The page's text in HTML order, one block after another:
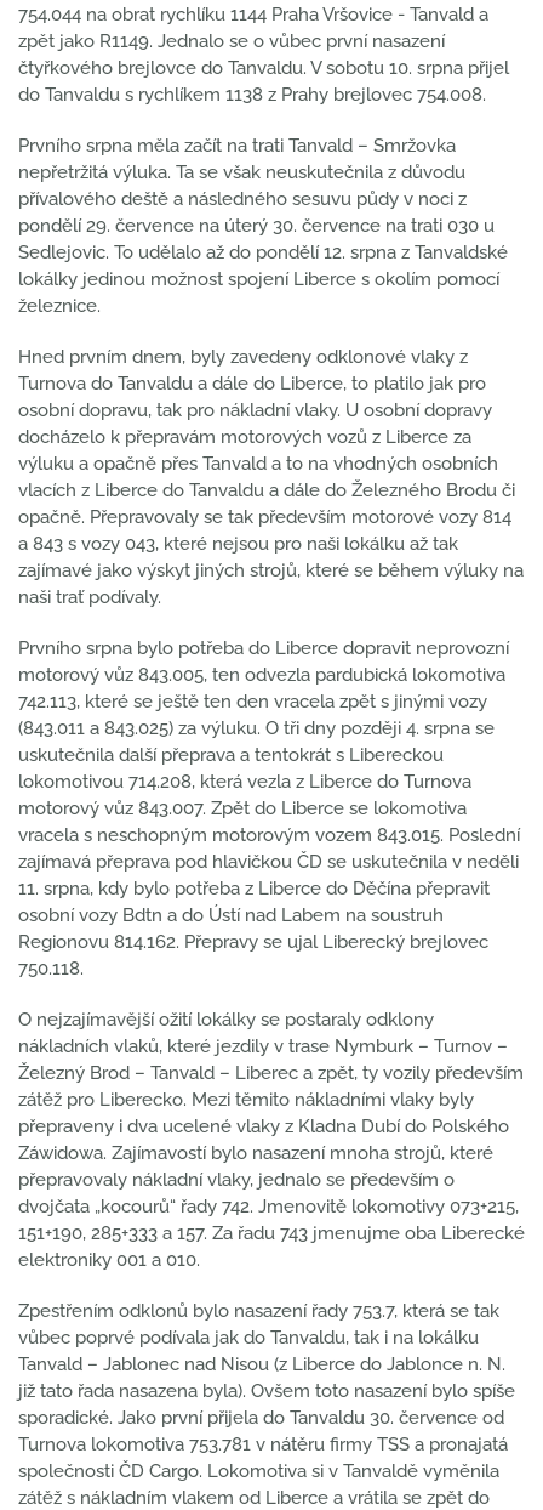
754.044 na obrat rychlíku 1144 Praha Vršovice - Tanvald a
zpět jako R1149. Jednalo se o vůbec první nasazení
čtyřkového brejlovce do Tanvaldu. V sobotu 10. srpna přijel
do Tanvaldu s rychlíkem 1138 z Prahy brejlovec 754.008.
Prvního srpna měla začít na trati Tanvald – Smržovka
nepřetržitá výluka. Ta se však neuskutečnila z důvodu
přívalového deště a následného sesuvu půdy v noci z
pondělí 29. července na úterý 30. července na trati 030 u
Sedlejovic. To udělalo až do pondělí 12. srpna z Tanvaldské
lokálky jedinou možnost spojení Liberce s okolím pomocí
železnice.
Hned prvním dnem, byly zavedeny odklonové vlaky z
Turnova do Tanvaldu a dále do Liberce, to platilo jak pro
osobní dopravu, tak pro nákladní vlaky. U osobní dopravy
docházelo k přepravám motorových vozů z Liberce za
výluku a opačně přes Tanvald a to na vhodných osobních
vlacích z Liberce do Tanvaldu a dále do Železného Brodu či
opačně. Přepravovaly se tak především motorové vozy 814
a 843 s vozy 043, které nejsou pro naši lokálku až tak
zajímavé jako výskyt jiných strojů, které se během výluky na
naši trať podívaly.
Prvního srpna bylo potřeba do Liberce dopravit neprovozní
motorový vůz 843.005, ten odvezla pardubická lokomotiva
742.113, které se ještě ten den vracela zpět s jinými vozy
(843.011 a 843.025) za výluku. O tři dny později 4. srpna se
uskutečnila další přeprava a tentokrát s Libereckou
lokomotivou 714.208, která vezla z Liberce do Turnova
motorový vůz 843.007. Zpět do Liberce se lokomotiva
vracela s neschopným motorovým vozem 843.015. Poslední
zajímavá přeprava pod hlavičkou ČD se uskutečnila v neděli
11. srpna, kdy bylo potřeba z Liberce do Děčína přepravit
osobní vozy Bdtn a do Ústí nad Labem na soustruh
Regionovu 814.162. Přepravy se ujal Liberecký brejlovec
750.118.
O nejzajímavější ožití lokálky se postaraly odklony
nákladních vlaků, které jezdily v trase Nymburk – Turnov –
Železný Brod – Tanvald – Liberec a zpět, ty vozily především
zátěž pro Liberecko. Mezi těmito nákladními vlaky byly
přepraveny i dva ucelené vlaky z Kladna Dubí do Polského
Záwidowa. Zajímavostí bylo nasazení mnoha strojů, které
přepravovaly nákladní vlaky, jednalo se především o
dvojčata „kocourů“ řady 742. Jmenovitě lokomotivy 073+215,
151+190, 285+333 a 157. Za řadu 743 jmenujme oba Liberecké
elektroniky 001 a 010.
Zpestřením odklonů bylo nasazení řady 753.7, která se tak
vůbec poprvé podívala jak do Tanvaldu, tak i na lokálku
Tanvald – Jablonec nad Nisou (z Liberce do Jablonce n. N.
již tato řada nasazena byla). Ovšem toto nasazení bylo spíše
sporadické. Jako první přijela do Tanvaldu 30. července od
Turnova lokomotiva 753.781 v nátěru firmy TSS a pronajatá
společnosti ČD Cargo. Lokomotiva si v Tanvaldě vyměnila
zátěž s nákladním vlakem od Liberce a vrátila se zpět do